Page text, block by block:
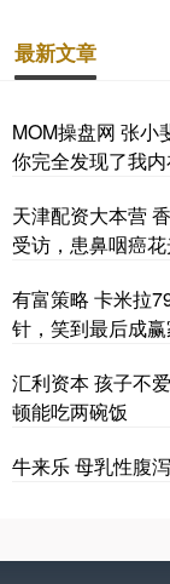
最新文章
MOM操盘网 张小
你完全发现了我
天津配资大本营
受访，患鼻咽癌
有富策略 卡米拉
针，笑到最后成
汇利资本 孩子不
顿能吃两碗饭
牛来乐 母乳性腹泻